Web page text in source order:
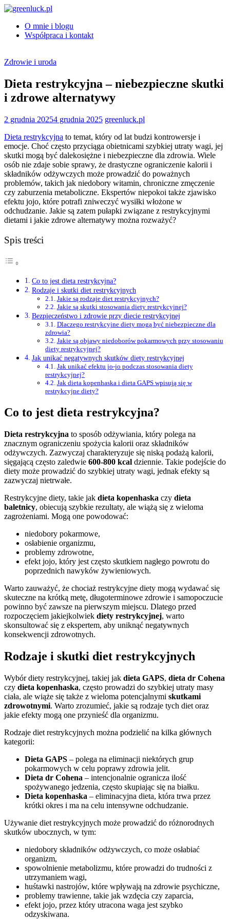
Skip
content
greenluck.pl
O mnie i blogu
Współpraca i kontakt
Zdrowie i uroda
Dieta restrykcyjna – niebezpieczne skutki
i zdrowe alternatywy
2 grudnia 20254 grudnia 2025 greenluck.pl
Dieta restrykcyjna to temat, który od lat budzi kontrowersje i
emocje. Choć często przyciąga obietnicami szybkiej utraty wagi, jej
skutki mogą być dalekosiężne i niebezpieczne dla zdrowia. Wiele
osób nie zdaje sobie sprawy, że drastyczne ograniczenie kalorii i
składników odżywczych może prowadzić do poważnych
problemów, takich jak niedobory witamin, chroniczne zmęczenie
czy zaburzenia metaboliczne. Ekspertów niepokoi także zjawisko
efektu jojo, które potrafi zniweczyć wysiłki włożone w
odchudzanie. Jakie są zatem pułapki związane z restrykcyjnymi
dietami i jakie zdrowe alternatywy można rozważyć?
Spis treści
Co to jest dieta restrykcyjna?
Rodzaje i skutki diet restrykcyjnych
Jakie są rodzaje diet restrykcyjnych?
Jakie są skutki stosowania diety restrykcyjnej?
Bezpieczeństwo i zdrowie przy diecie restrykcyjnej
Dlaczego restrykcyjne diety mogą być niebezpieczne dla
zdrowia?
Jakie są objawy niedoborów pokarmowych przy stosowaniu
diety restrykcyjnej?
Jak unikać negatywnych skutków diety restrykcyjnej
Jak unikać efektu jo-jo podczas stosowania diety
restrykcyjnej?
Jak dieta kopenhaska i dieta GAPS wpisują się w
restrykcyjne diety?
Co to jest dieta restrykcyjna?
Dieta restrykcyjna to sposób odżywiania, który polega na
znacznym ograniczeniu spożycia kalorii oraz składników
odżywczych. Zazwyczaj charakteryzuje się niską podażą kalorii,
sięgającą często zaledwie 600-800 kcal dziennie. Takie podejście do
diety może prowadzić do szybkiej utraty wagi, jednak efekty są
zazwyczaj nietrwałe.
Restrykcyjne diety, takie jak dieta kopenhaska czy dieta
baletnicy, obiecują szybkie rezultaty, ale wiążą się z wieloma
zagrożeniami. Mogą one powodować:
niedobory pokarmowe,
osłabienie organizmu,
problemy zdrowotne,
efekt jojo, który jest często skutkiem nagłego powrotu do
poprzednich nawyków żywieniowych.
Warto zauważyć, że chociaż restrykcyjne diety mogą wydawać się
skuteczne na krótką metę, długoterminowe zdrowie i samopoczucie
powinno być zawsze na pierwszym miejscu. Dlatego przed
rozpoczęciem jakiejkolwiek diety restrykcyjnej, warto
skonsultować się z ekspertem, aby uniknąć negatywnych
konsekwencji zdrowotnych.
Rodzaje i skutki diet restrykcyjnych
Wybór diety restrykcyjnej, takiej jak dieta GAPS, dieta dr Cohena
czy dieta kopenhaska, często prowadzi do szybkiej utraty masy
ciała, ale wiąże się także z wieloma potencjalnymi skutkami
zdrowotnymi. Warto zrozumieć, jakie są rodzaje tych diet oraz
jakie efekty mogą one przynieść dla organizmu.
Rodzaje diet restrykcyjnych można podzielić na kilka głównych
kategorii:
Dieta GAPS – polega na eliminacji niektórych grup
pokarmowych w celu poprawy zdrowia jelit.
Dieta dr Cohena – intencjonalnie ogranicza ilość
spożywanego jedzenia, często skupiając się na białku.
Dieta kopenhaska – eliminacyjna dieta, która trwa przez
krótki okres i ma na celu intensywne odchudzanie.
Używanie diet restrykcyjnych może prowadzić do różnorodnych
skutków ubocznych, w tym:
niedobory składników odżywczych, co może osłabiać
organizm,
spowolnienie metabolizmu, które prowadzi do trudności z
utrzymaniem wagi,
huśtawki nastrojów, które wpływają na zdrowie psychiczne,
problemy trawienne, takie jak wzdęcia czy zaparcia,
efekt jojo, przez który utracona waga jest szybko
odzyskiwana.